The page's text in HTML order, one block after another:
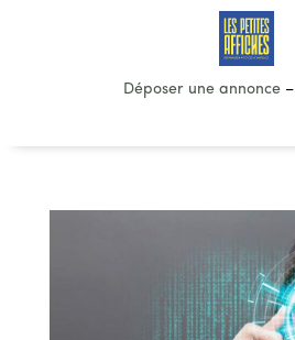
Déposer une annonce–